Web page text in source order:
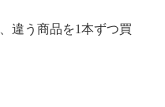
違う商品を1本ずつ買